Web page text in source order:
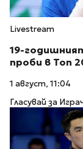
Livestream
19-
проби в Топ
1 август, 11:04
Гласувай за